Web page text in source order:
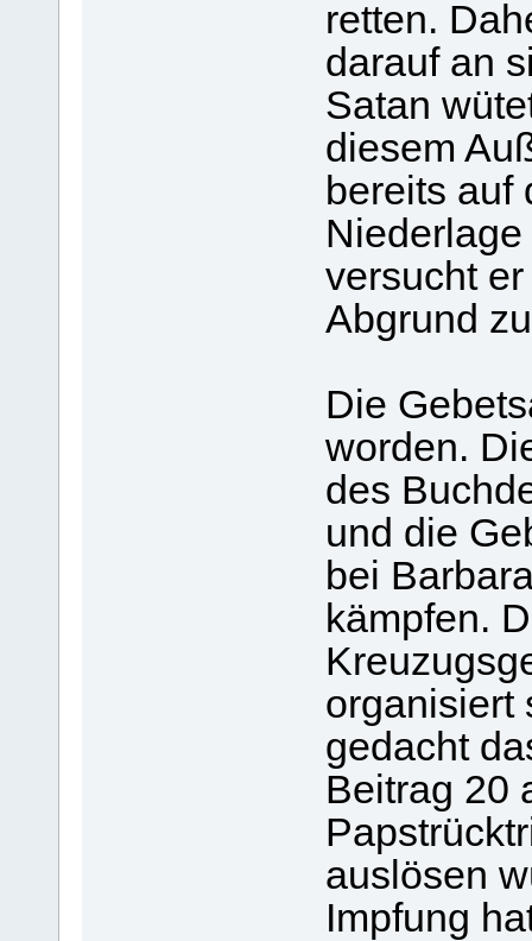
retten.
darauf an
Satan
diesem
bereits auf
versucht
Abgrund
Die
worden.
des
und die
bei
kämpfen.
organisiert
gedacht
Beitrag 20
auslösen
Impfung